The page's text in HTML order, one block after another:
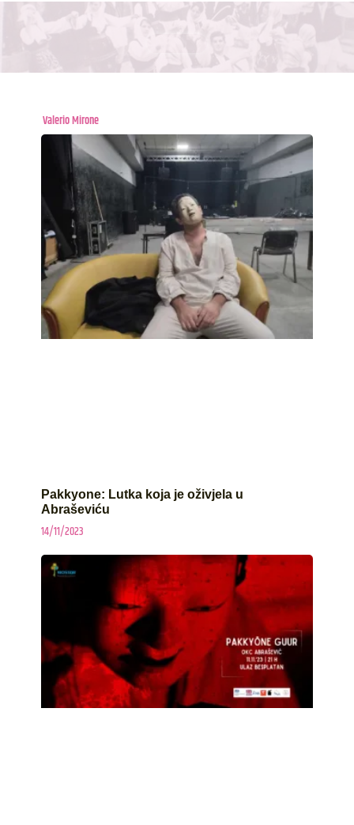
Valerio Mirone
Pakkyone: Lutka koja je oživjela u
Abraševiću
14/11/2023